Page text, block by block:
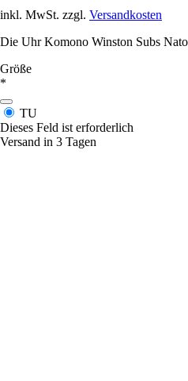
inkl. MwSt. zzgl. Versandkosten
Die Uhr Komono Winston Subs
Größe
*
TU
Dieses Feld ist erforderlich
Versand in 3 Tagen